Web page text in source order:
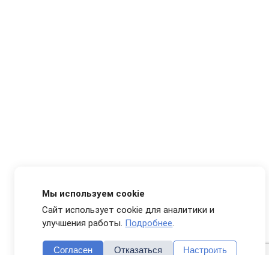
Мы используем cookie
Сайт использует cookie для аналитики и
улучшения работы. Подробнее.
Согласен Отказаться Настроить